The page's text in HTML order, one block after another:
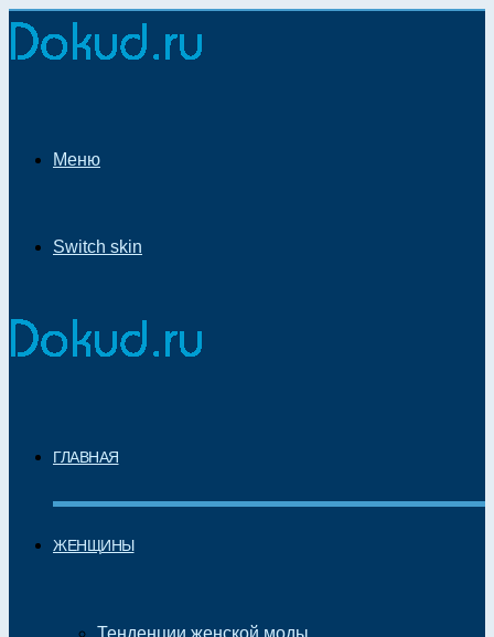
Меню
Switch skin
ГЛАВНАЯ
ЖЕНЩИНЫ
Тенденции женской моды